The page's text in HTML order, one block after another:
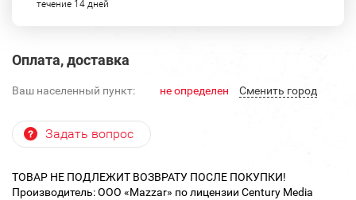
течение 14 дней
Оплата, доставка
Ваш населенный пункт: не определен Cменить город
Задать вопрос
ТОВАР НЕ ПОДЛЕЖИТ ВОЗВРАТУ ПОСЛЕ ПОКУПКИ!
Производитель: ООО «Mazzar» по лицензии Century Media